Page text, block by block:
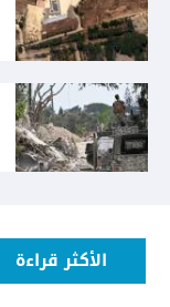
الأكثر قراءة